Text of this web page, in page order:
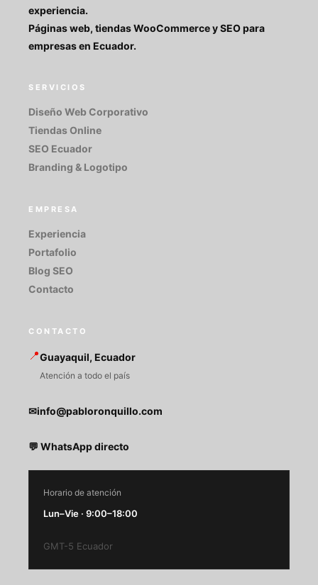
experiencia.
Páginas web, tiendas WooCommerce y SEO para
empresas en Ecuador.
SERVICIOS
Diseño Web Corporativo
Tiendas Online
SEO Ecuador
Branding & Logotipo
EMPRESA
Experiencia
Portafolio
Blog SEO
Contacto
CONTACTO
📍Guayaquil, Ecuador
Atención a todo el país
✉info@pabloronquillo.com
💬 WhatsApp directo
Horario de atención
Lun–Vie · 9:00–18:00
GMT-5 Ecuador